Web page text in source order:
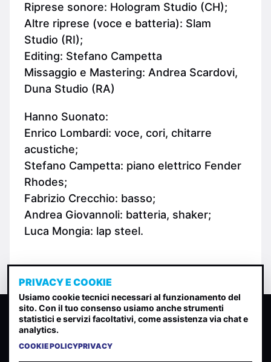
Riprese sonore: Hologram Studio (CH);
Altre riprese (voce e batteria): Slam
Studio (RI);
Editing: Stefano Campetta
Missaggio e Mastering: Andrea Scardovi,
Duna Studio (RA)
Hanno Suonato:
Enrico Lombardi: voce, cori, chitarre
acustiche;
Stefano Campetta: piano elettrico Fender
Rhodes;
Fabrizio Crecchio: basso;
Andrea Giovannoli: batteria, shaker;
Luca Mongia: lap steel.
CLASSIFICA INDIE
Classifica per indice di gradimento generata dall analisi di
PRIVACY E COOKIE
Usiamo cookie tecnici necessari al funzionamento del
sito. Con il tuo consenso usiamo anche strumenti
statistici e servizi facoltativi, come assistenza via chat e
analytics.
COOKIE POLICYPRIVACY